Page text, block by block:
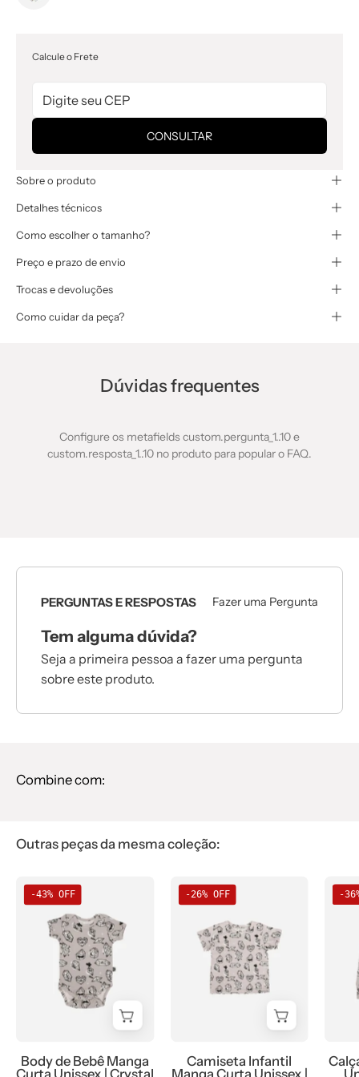
Calcule o Frete
CONSULTAR
Sobre o produto
Detalhes técnicos
Como escolher o tamanho?
Preço e prazo de envio
Trocas e devoluções
Como cuidar da peça?
Dúvidas frequentes
Configure os metafields custom.pergunta_1..10 e
custom.resposta_1..10 no produto para popular o FAQ.
PERGUNTAS E RESPOSTAS Fazer uma Pergunta
Tem alguma dúvida?
Seja a primeira pessoa a fazer uma pergunta
sobre este produto.
Combine com:
Outras peças da mesma coleção:
Bebê
Manga
Curta
Unissex
|
Crystal
MiniMalista
-43% OFF
Body de Bebê Manga
Curta Unissex | Crystal
Manga
Curta
Unissex
|
Crystal
Baby
-26% OFF
Camiseta Infantil
Manga Curta Unissex |
-